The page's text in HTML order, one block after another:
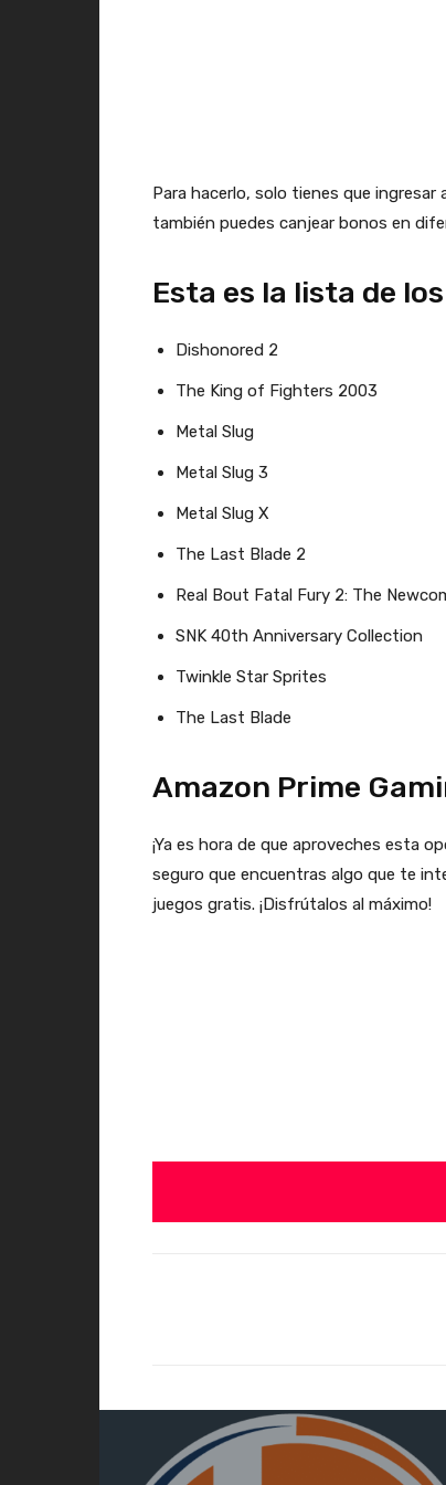
Para hacerlo, solo tienes que ingresar
también puedes canjear bonos en
Esta es la lista de
Dishonored 2
The King of Fighters 2003
Metal Slug
Metal Slug 3
Metal Slug X
The Last Blade 2
Real Bout Fatal Fury 2: The
SNK 40th Anniversary Collection
Twinkle Star Sprites
The Last Blade
Amazon Prime
¡Ya es hora de que aproveches esta
seguro que encuentras algo que te
juegos gratis. ¡Disfrútalos al máximo!